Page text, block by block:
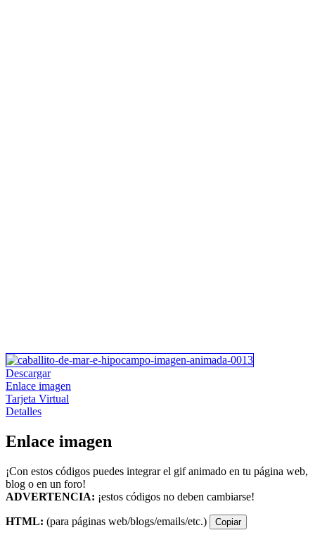
Descargar
Enlace imagen
Tarjeta Virtual
Detalles
Enlace imagen
¡Con estos códigos puedes integrar el gif animado en tu página web,
blog o en un foro!
ADVERTENCIA: ¡estos códigos no deben cambiarse!
HTML: (para páginas web/blogs/emails/etc.) Copiar